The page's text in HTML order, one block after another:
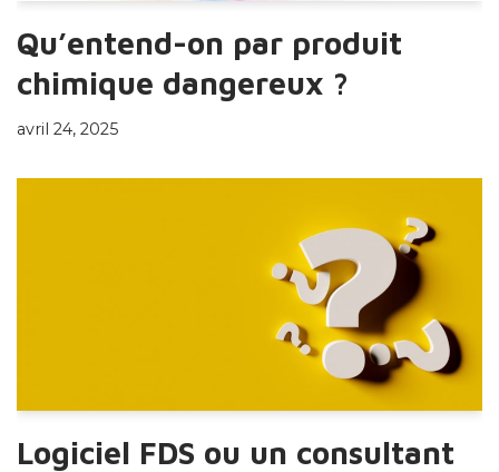
Qu’entend-on par produit
chimique dangereux ?
avril 24, 2025
Logiciel FDS ou un consultant